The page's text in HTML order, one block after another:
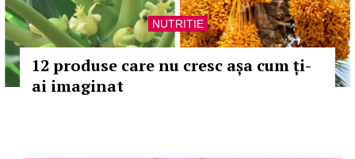
NUTRITIE
12 produse care nu cresc așa cum ți-
ai imaginat